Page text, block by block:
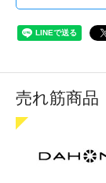
売れ筋商品